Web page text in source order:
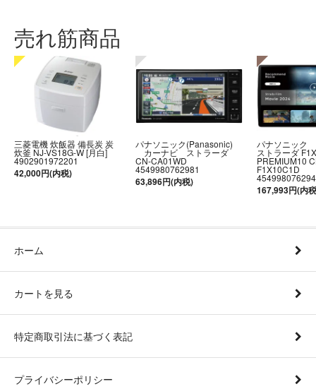
売れ筋商品
三菱電機 炊飯器 備長炭 炭
炊釜 NJ-VS18G-W [月白]
4902901972201
42,000円(内税)
パナソニック(Panasonic)
カーナビ ストラーダ
CN-CA01WD
4549980762981
63,896円(内税)
パナソニッ
ストラーダ F1X
PREMIUM10
F1X10C1D
167,993円(内
ホーム
カートを見る
特定商取引法に基づく表記
プライバシーポリシー